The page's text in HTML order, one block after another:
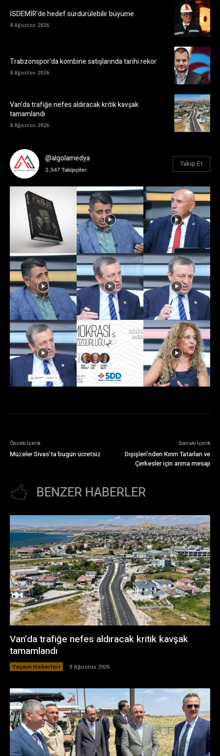
İSDEMİR’de hedef sürdürülebilir büyüme
8 Ağustos 2026
Trabzonspor’da kombine satışlarında tarihi rekor
8 Ağustos 2026
Van’da trafiğe nefes aldıracak kritik kavşak
tamamlandı
8 Ağustos 2026
@algolamedya
2.347 Takipçiler
Takip Et
Önceki İçerik
Müzeler Sivas’ta bugün ücretsiz
Sonraki İçerik
Dışişleri’nden Kırım Tatarları ve
Çerkesler için anma mesajı
BENZER HABERLER
Van’da trafiğe nefes aldıracak kritik kavşak
tamamlandı
Yaşam Haberleri 8 Ağustos 2026